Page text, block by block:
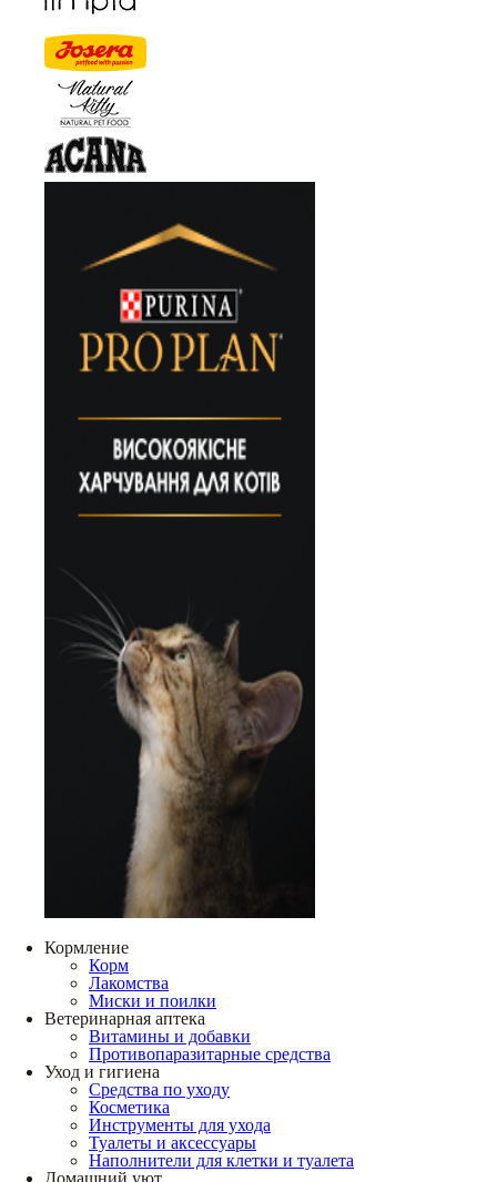
Кормление
Корм
Лакомства
Миски и поилки
Ветеринарная аптека
Витамины и добавки
Противопаразитарные средства
Уход и гигиена
Средства по уходу
Косметика
Инструменты для ухода
Туалеты и аксессуары
Наполнители для клетки и туалета
Домашний уют